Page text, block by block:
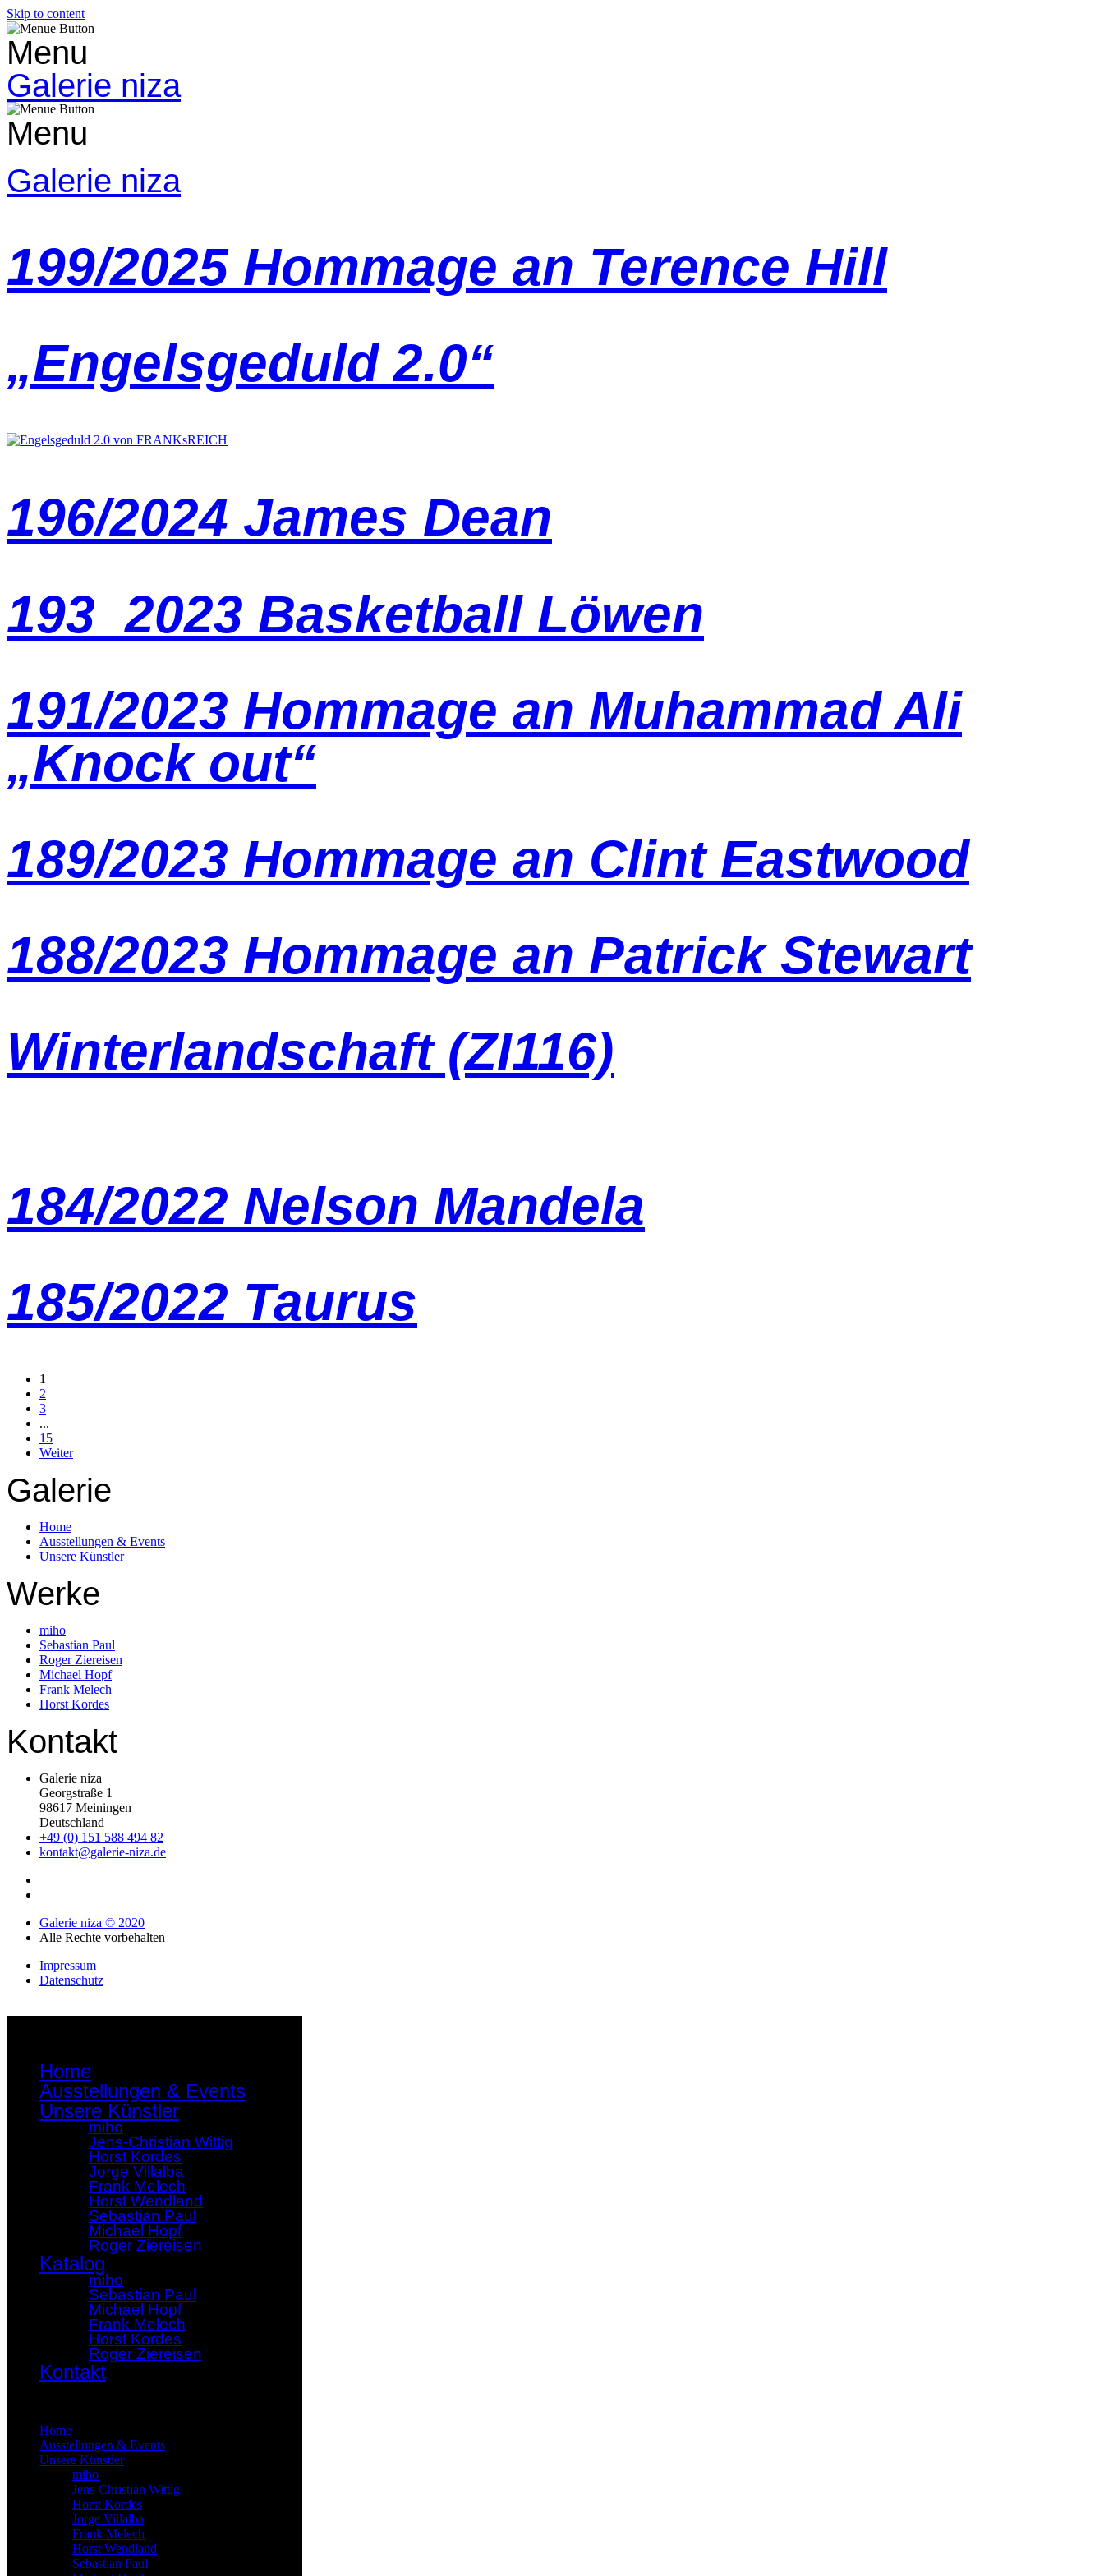
Skip to content
Menu
Galerie niza
Menu
Galerie niza
199/2025 Hommage an Terence Hill
„Engelsgeduld 2.0“
196/2024 James Dean
193_2023 Basketball Löwen
191/2023 Hommage an Muhammad Ali
„Knock out“
189/2023 Hommage an Clint Eastwood
188/2023 Hommage an Patrick Stewart
Winterlandschaft (ZI116)
184/2022 Nelson Mandela
185/2022 Taurus
1
2
3
...
15
Weiter
Galerie
Home
Ausstellungen & Events
Unsere Künstler
Werke
miho
Sebastian Paul
Roger Ziereisen
Michael Hopf
Frank Melech
Horst Kordes
Kontakt
Galerie niza
Georgstraße 1
98617 Meiningen
Deutschland
+49 (0) 151 588 494 82
kontakt@galerie-niza.de
Galerie niza © 2020
Alle Rechte vorbehalten
Impressum
Datenschutz
Home
Ausstellungen & Events
Unsere Künstler
miho
Jens-Christian Wittig
Horst Kordes
Jorge Villalba
Frank Melech
Horst Wendland
Sebastian Paul
Michael Hopf
Roger Ziereisen
Katalog
miho
Sebastian Paul
Michael Hopf
Frank Melech
Horst Kordes
Roger Ziereisen
Kontakt
Home
Ausstellungen & Events
Unsere Künstler
miho
Jens-Christian Wittig
Horst Kordes
Jorge Villalba
Frank Melech
Horst Wendland
Sebastian Paul